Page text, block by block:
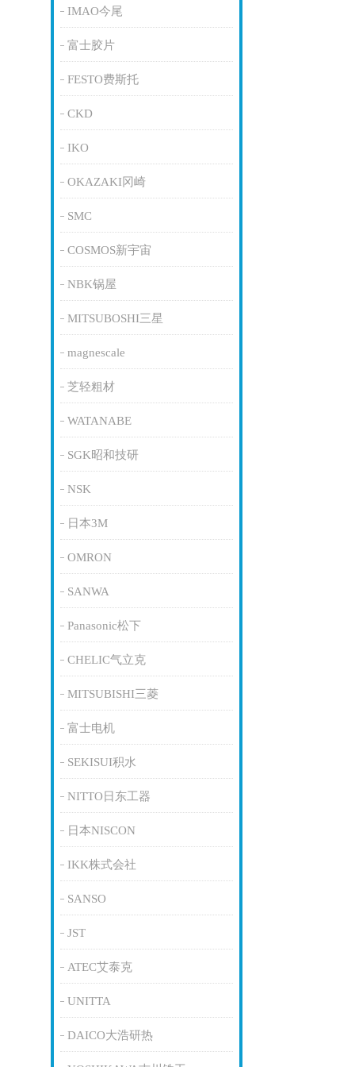
IMAO今尾
富士胶片
FESTO费斯托
CKD
IKO
OKAZAKI冈崎
SMC
COSMOS新宇宙
NBK锅屋
MITSUBOSHI三星
magnescale
芝轻粗材
WATANABE
SGK昭和技研
NSK
日本3M
OMRON
SANWA
Panasonic松下
CHELIC气立克
MITSUBISHI三菱
富士电机
SEKISUI积水
NITTO日东工器
日本NISCON
IKK株式会社
SANSO
JST
ATEC艾泰克
UNITTA
DAICO大浩研热